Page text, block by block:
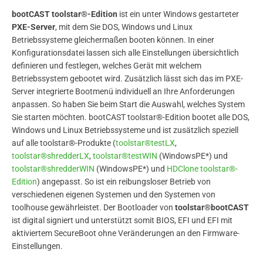
bootCAST toolstar®-Edition ist ein unter Windows gestarteter
PXE-Server, mit dem Sie DOS, Windows und Linux
Betriebssysteme gleichermaßen booten können. In einer
Konfigurationsdatei lassen sich alle Einstellungen übersichtlich
definieren und festlegen, welches Gerät mit welchem
Betriebssystem gebootet wird. Zusätzlich lässt sich das im PXE-
Server integrierte Bootmenü individuell an Ihre Anforderungen
anpassen. So haben Sie beim Start die Auswahl, welches System
Sie starten möchten. bootCAST toolstar®-Edition bootet alle DOS,
Windows und Linux Betriebssysteme und ist zusätzlich speziell
auf alle toolstar®-Produkte (toolstar®testLX,
toolstar®shredderLX, toolstar®testWIN (WindowsPE*) und
toolstar®shredderWIN (WindowsPE*) und HDClone toolstar®-
Edition) angepasst. So ist ein reibungsloser Betrieb von
verschiedenen eigenen Systemen und den Systemen von
toolhouse gewährleistet. Der Bootloader von toolstar®bootCAST
ist digital signiert und unterstützt somit BIOS, EFI und EFI mit
aktiviertem SecureBoot ohne Veränderungen an den Firmware-
Einstellungen.